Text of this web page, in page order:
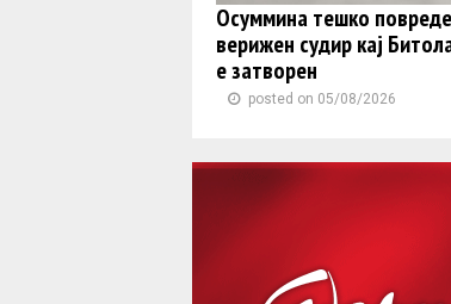
Осуммина тешко
верижен судир кај
е затворен
posted on 05/08/2026